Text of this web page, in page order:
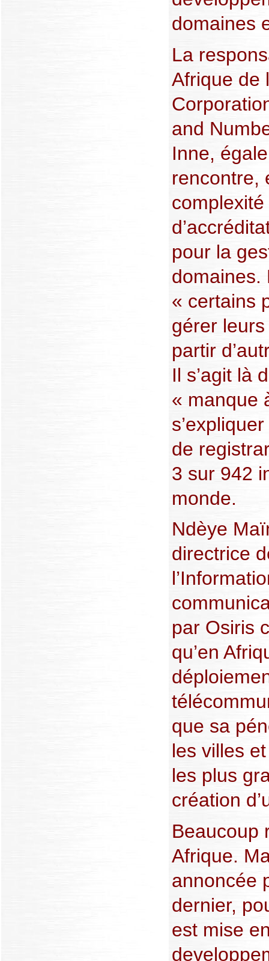
domaines
La
Afrique de
and
Inne,
rencontre,
pour la
domaines.
« certains
gérer
partir
Il s’agit là
« manque
de
3 sur 942
monde.
Ndèye
directrice
par Osiris
qu’en
que sa
les villes
les plus
création
Beaucoup
Afrique.
annoncée
dernier,
est mise